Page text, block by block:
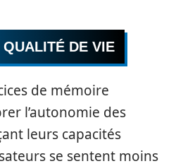
DE VIE
de mémoire
l’autonomie des
leurs capacités
se sentent moins